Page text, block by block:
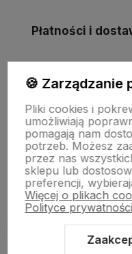
Płatności i
Informacje
O nas
🍪 Zarządzanie
Pliki cookies i
umożliwiają
pomagają nam
potrzeb. Możesz
przez nas
sklepu lub
preferencji,
Więcej o plikach
Polityce